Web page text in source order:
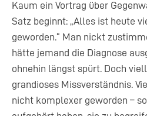
Kaum ein Vortrag über
Satz beginnt: „Alles ist heute
geworden.“ Man nickt
hätte jemand die Diagnose
ohnehin längst spürt. Doch
grandioses Missverständnis.
nicht komplexer geworden –